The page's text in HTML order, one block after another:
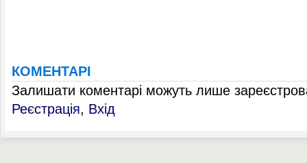
КОМЕНТАРІ
Залишати коментарі можуть лише
Реєстрація, Вхід